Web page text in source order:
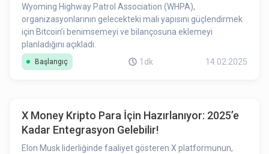
Wyoming Highway Patrol Association (WHPA),
organizasyonlarının gelecekteki mali yapısını güçlendirmek
için Bitcoin’i benimsemeyi ve bilançosuna eklemeyi
planladığını açıkladı.
Başlangıç 1dk 14.02.2025
X Money Kripto Para İçin Hazırlanıyor: 2025’e
Kadar Entegrasyon Gelebilir!
Elon Musk liderliğinde faaliyet gösteren X platformunun,